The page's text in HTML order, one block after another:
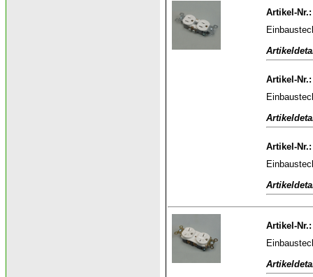
Artikel-Nr.:
Artikel-Nr.:
Artikel-Nr.:
Artikel-Nr.: